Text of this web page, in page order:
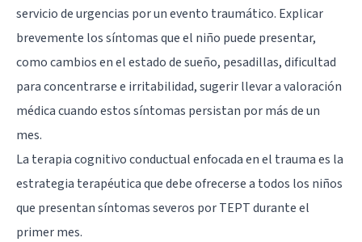
servicio de urgencias por un evento traumático. Explicar
brevemente los síntomas que el niño puede presentar,
como cambios en el estado de sueño, pesadillas, dificultad
para concentrarse e irritabilidad, sugerir llevar a valoración
médica cuando estos síntomas persistan por más de un
mes.
La terapia cognitivo conductual enfocada en el trauma es la
estrategia terapéutica que debe ofrecerse a todos los niños
que presentan síntomas severos por TEPT durante el
primer mes.